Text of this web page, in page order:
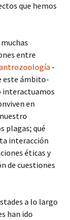
que hemos
entre
-
este ámbito-
interactuamos
en
plagas; qué
interacción
éticas y
de cuestiones
a lo largo
han ido